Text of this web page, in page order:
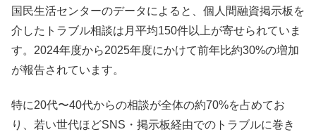
国民生活センターのデータによると、個人間融資掲示板を
介したトラブル相談は月平均150件以上が寄せられていま
す。2024年度から2025年度にかけて前年比約30%の増加
が報告されています。
特に20代〜40代からの相談が全体の約70%を占めてお
り、若い世代ほどSNS・掲示板経由でのトラブルに巻き